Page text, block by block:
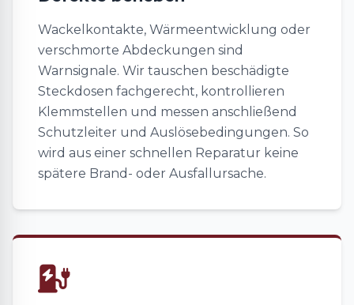
Wackelkontakte, Wärmeentwicklung oder
verschmorte Abdeckungen sind
Warnsignale. Wir tauschen beschädigte
Steckdosen fachgerecht, kontrollieren
Klemmstellen und messen anschließend
Schutzleiter und Auslösebedingungen. So
wird aus einer schnellen Reparatur keine
spätere Brand- oder Ausfallursache.